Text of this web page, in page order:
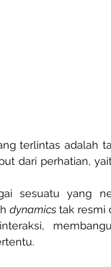
terlintas adalah
dari perhatian,
sesuatu yang
dynamics tak resmi